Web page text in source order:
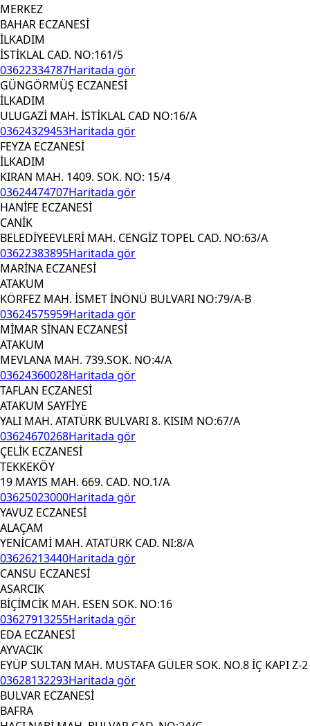
MERKEZ
BAHAR ECZANESİ
İLKADIM
İSTİKLAL CAD. NO:161/5
03622334787Haritada gör
GÜNGÖRMÜŞ ECZANESİ
İLKADIM
ULUGAZİ MAH. İSTİKLAL CAD NO:16/A
03624329453Haritada gör
FEYZA ECZANESİ
İLKADIM
KIRAN MAH. 1409. SOK. NO: 15/4
03624474707Haritada gör
HANİFE ECZANESİ
CANİK
BELEDİYEEVLERİ MAH. CENGİZ TOPEL CAD. NO:63/A
03622383895Haritada gör
MARİNA ECZANESİ
ATAKUM
KÖRFEZ MAH. İSMET İNÖNÜ BULVARI NO:79/A-B
03624575959Haritada gör
MİMAR SİNAN ECZANESİ
ATAKUM
MEVLANA MAH. 739.SOK. NO:4/A
03624360028Haritada gör
TAFLAN ECZANESİ
ATAKUM SAYFİYE
YALI MAH. ATATÜRK BULVARI 8. KISIM NO:67/A
03624670268Haritada gör
ÇELİK ECZANESİ
TEKKEKÖY
19 MAYIS MAH. 669. CAD. NO.1/A
03625023000Haritada gör
YAVUZ ECZANESİ
ALAÇAM
YENİCAMİ MAH. ATATÜRK CAD. NI:8/A
03626213440Haritada gör
CANSU ECZANESİ
ASARCIK
BİÇİMCİK MAH. ESEN SOK. NO:16
03627913255Haritada gör
EDA ECZANESİ
AYVACIK
EYÜP SULTAN MAH. MUSTAFA GÜLER SOK. NO.8 İÇ KAPI Z-2
03628132293Haritada gör
BULVAR ECZANESİ
BAFRA